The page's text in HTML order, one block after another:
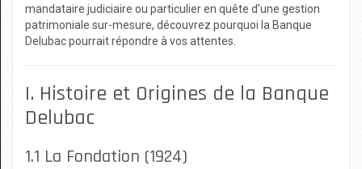
mandataire judiciaire ou particulier en quête d’une gestion
patrimoniale sur-mesure, découvrez pourquoi la Banque
Delubac pourrait répondre à vos attentes.
I. Histoire et Origines de la Banque
Delubac
1.1 La Fondation (1924)